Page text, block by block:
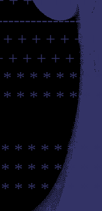
+ + + + +
+ + + + + +
* * * * * *
* * * * * *
* * * * * *
* * * * * *
* * * * * *